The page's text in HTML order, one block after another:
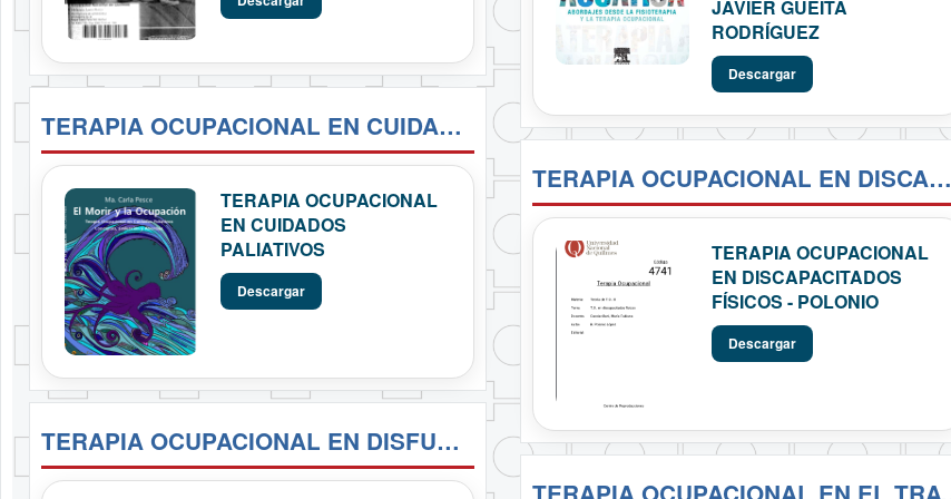
TERAPIA OCUPACIONAL EN CUIDADOS PALIATIVOS
TERAPIA OCUPACIONAL
EN CUIDADOS
PALIATIVOS
Descargar
TERAPIA OCUPACIONAL EN DISFUNCIONES FÍSICAS - ÁNGEL SÁNCHEZ
JAVIER GÜEITA
RODRÍGUEZ
Descargar
TERAPIA OCUPACIONAL EN DISCAPACITADOS FÍSICOS - POLONIO
TERAPIA OCUPACIONAL
EN DISCAPACITADOS
FÍSICOS - POLONIO
Descargar